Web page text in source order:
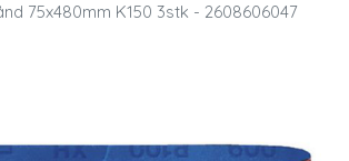
75x480mm K150 3stk - 2608606047